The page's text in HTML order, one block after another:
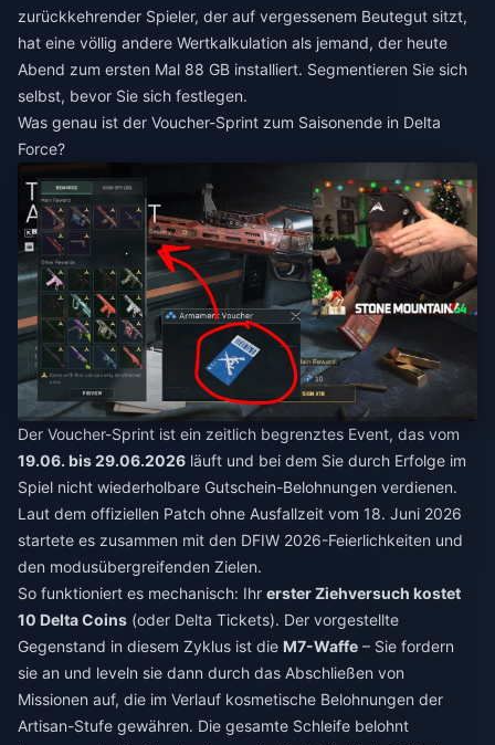
zurückkehrender Spieler, der auf vergessenem Beutegut sitzt,
hat eine völlig andere Wertkalkulation als jemand, der heute
Abend zum ersten Mal 88 GB installiert. Segmentieren Sie sich
selbst, bevor Sie sich festlegen.
Was genau ist der Voucher-Sprint zum Saisonende in Delta
Force?
Der Voucher-Sprint ist ein zeitlich begrenztes Event, das vom
19.06. bis 29.06.2026 läuft und bei dem Sie durch Erfolge im
Spiel nicht wiederholbare Gutschein-Belohnungen verdienen.
Laut dem offiziellen Patch ohne Ausfallzeit vom 18. Juni 2026
startete es zusammen mit den DFIW 2026-Feierlichkeiten und
den modusübergreifenden Zielen.
So funktioniert es mechanisch: Ihr erster Ziehversuch kostet
10 Delta Coins (oder Delta Tickets). Der vorgestellte
Gegenstand in diesem Zyklus ist die M7-Waffe – Sie fordern
sie an und leveln sie dann durch das Abschließen von
Missionen auf, die im Verlauf kosmetische Belohnungen der
Artisan-Stufe gewähren. Die gesamte Schleife belohnt